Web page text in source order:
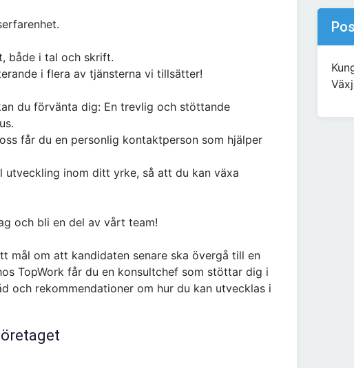
både i tal och skrift.
i flera av tjänsterna vi tillsätter!
du förvänta dig: En trevlig och stöttande
får du en personlig kontaktperson som hjälper
utveckling inom ditt yrke, så att du kan växa
och bli en del av vårt team!
mål om att kandidaten senare ska övergå till en
TopWork får du en konsultchef som stöttar dig i
och rekommendationer om hur du kan utvecklas i